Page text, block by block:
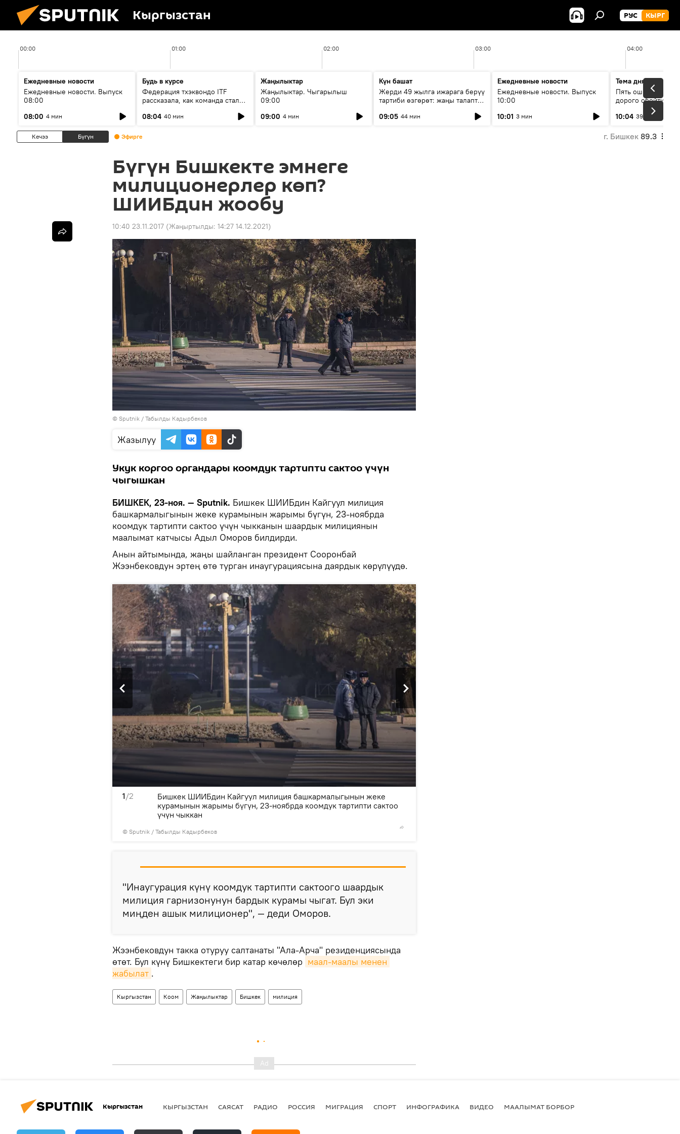
Кыргызстан РУС КЫРГ
00:00 01:00 02:00 03:00 04:00
Ежедневные новости
Ежедневные новости. Выпуск
08:00
08:00 4 мин
Будь в курсе
Федерация тхэквондо ITF
рассказала, как команда стала
08:04 40 мин
Жаңылыктар
Жаңылыктар. Чыгарылыш
09:00
09:00 4 мин
Күн башат
Жерди 49 жылга ижарага берүү
тартиби өзгөрөт: жаңы талаптар
09:05 44 мин
Ежедневные новости
Ежедневные новости. Выпуск
10:00
10:01 3 мин
Тема дня
Пять ошибок
дорого обойтись
10:04 39 мин
Кечээ Бүгүн Эфирге г. Бишкек 89.3
Бүгүн Бишкекте эмнеге
милиционерлер көп?
ШИИБдин жообу
10:40 23.11.2017 (Жаңыртылды: 14:27 14.12.2021)
© Sputnik / Табылды Кадырбеков
Жазылуу
Укук коргоо органдары коомдук тартипти сактоо үчүн
чыгышкан
БИШКЕК, 23-ноя. — Sputnik. Бишкек ШИИБдин Кайгуул милиция
башкармалыгынын жеке курамынын жарымы бүгүн, 23-ноябрда
коомдук тартипти сактоо үчүн чыкканын шаардык милициянын
маалымат катчысы Адыл Оморов билдирди.
Анын айтымында, жаңы шайланган президент Сооронбай
Жээнбековдун эртең өтө турган инаугурациясына даярдык көрүлүүдө.
1/2
© Sputnik / Табылды Кадырбеков
Бишкек ШИИБдин Кайгуул милиция башкармалыгынын жеке
курамынын жарымы бүгүн, 23-ноябрда коомдук тартипти сактоо
үчүн чыккан
"Инаугурация күнү коомдук тартипти сактоого шаардык
милиция гарнизонунун бардык курамы чыгат. Бул эки
миңден ашык милиционер", — деди Оморов.
Жээнбековдун такка отуруу салтанаты "Ала-Арча" резиденциясында
өтөт. Бул күнү Бишкектеги бир катар көчөлөр маал-маалы менен
жабылат .
Кыргызстан Коом Жаңылыктар Бишкек милиция
Кыргызстан КЫРГЫЗСТАН САЯСАТ РАДИО РОССИЯ МИГРАЦИЯ СПОРТ ИНФОГРАФИКА ВИДЕО МААЛЫМАТ БОРБОР